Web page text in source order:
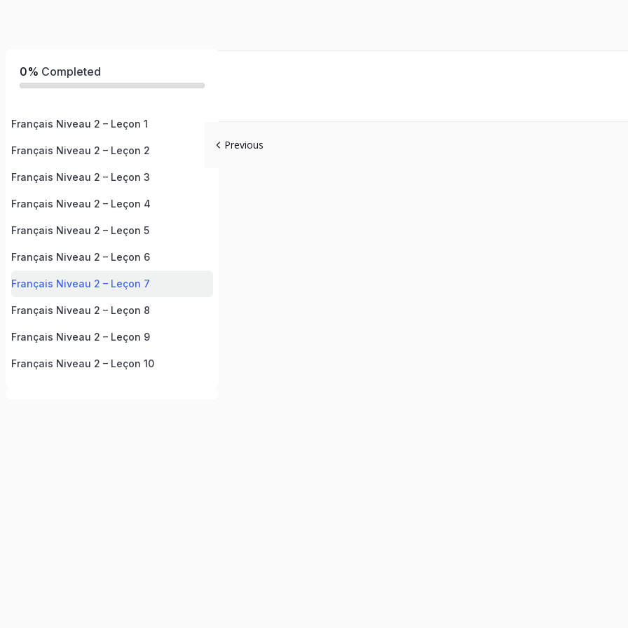
0% Completed
Français Niveau 2 – Leçon 1
Français Niveau 2 – Leçon 2
Français Niveau 2 – Leçon 3
Français Niveau 2 – Leçon 4
Français Niveau 2 – Leçon 5
Français Niveau 2 – Leçon 6
Français Niveau 2 – Leçon 7
Français Niveau 2 – Leçon 8
Français Niveau 2 – Leçon 9
Français Niveau 2 – Leçon 10
Previous